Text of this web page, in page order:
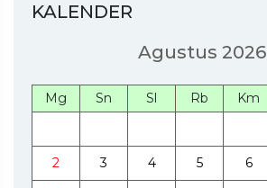
KALENDER
Agustus 2026
Mg Sn Sl Rb Km
2 3 4 5 6